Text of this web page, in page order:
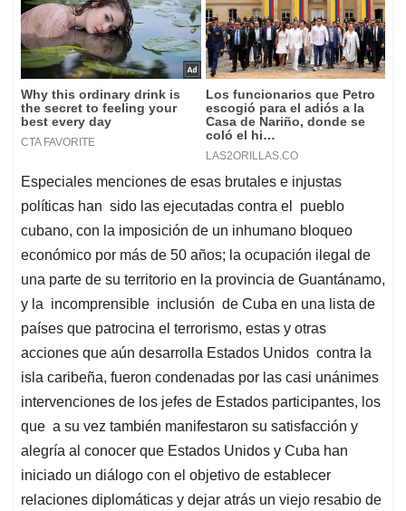
Especiales menciones de esas brutales e injustas
políticas han sido las ejecutadas contra el pueblo
cubano, con la imposición de un inhumano bloqueo
económico por más de 50 años; la ocupación ilegal de
una parte de su territorio en la provincia de Guantánamo,
y la incomprensible inclusión de Cuba en una lista de
países que patrocina el terrorismo, estas y otras
acciones que aún desarrolla Estados Unidos contra la
isla caribeña, fueron condenadas por las casi unánimes
intervenciones de los jefes de Estados participantes, los
que a su vez también manifestaron su satisfacción y
alegría al conocer que Estados Unidos y Cuba han
iniciado un diálogo con el objetivo de establecer
relaciones diplomáticas y dejar atrás un viejo resabio de